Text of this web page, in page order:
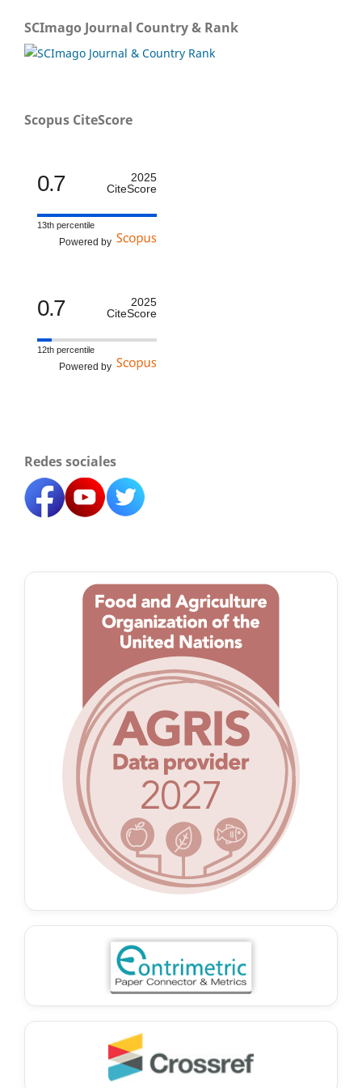
SCImago Journal Country & Rank
Scopus CiteScore
0.7
2025
CiteScore
13th percentile
Powered by
0.7
2025
CiteScore
12th percentile
Powered by
Redes sociales